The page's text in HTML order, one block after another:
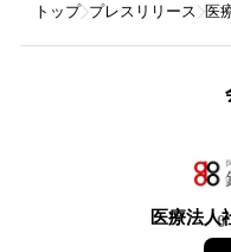
トップ プレスリリース 医
医療法 0